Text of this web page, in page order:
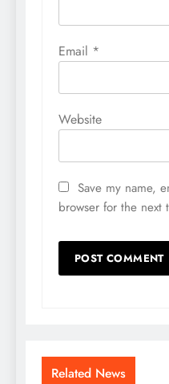
Email *
Website
Save my name,
browser for the next
Related News